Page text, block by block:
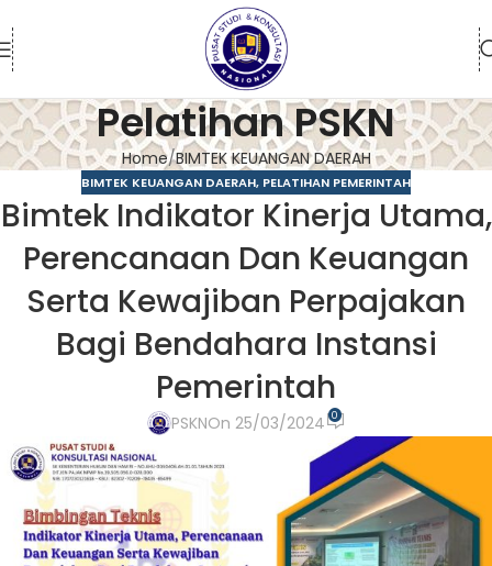
Pelatihan PSKN
Home BIMTEK KEUANGAN DAERAH
BIMTEK KEUANGAN DAERAH, PELATIHAN PEMERINTAH
Bimtek Indikator Kinerja Utama,
Perencanaan Dan Keuangan
Serta Kewajiban Perpajakan
Bagi Bendahara Instansi
Pemerintah
PSKNOn 25/03/2024 0